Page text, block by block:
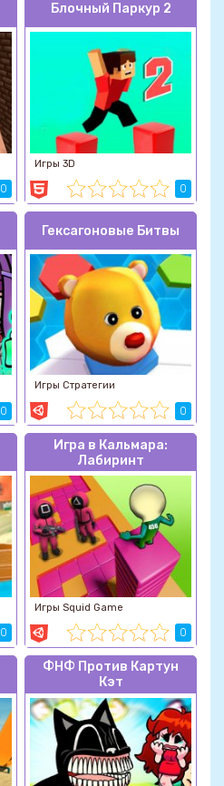
0
Блочный Паркур 2
Игры 3D
0
0
Гексагоновые Битвы
Игры Стратегии
0
0
Игра в Кальмара:
Лабиринт
Игры Squid Game
0
ФНФ Против Картун
Кэт